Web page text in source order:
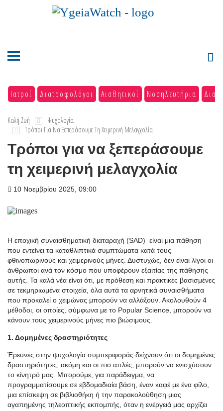
Ιατροί Διατροφολόγοι Αισθητικοί Νοσηλευτήρια
Καλή Ζωή
Ψυχολογία
Τρόποι Για Να Ξεπεράσουμε Τη Χειμερινή Μελαγχολία
Τρόποι για να ξεπεράσουμε
τη χειμερινή μελαγχολία
10 Νοεμβρίου 2025, 09:00
Η εποχική συναισθηματική διαταραχή (SAD) είναι μια πάθηση
που εντείνει τα καταθλιπτικά συμπτώματα κατά τους
φθινοπωρινούς και χειμερινούς μήνες. Δυστυχώς, δεν είναι λίγοι οι
άνθρωποι ανά τον κόσμο που υποφέρουν εξαιτίας της πάθησης
αυτής. Τα καλά νέα είναι ότι, με πρόθεση και πρακτικές βασισμένες
σε τεκμηριωμένα στοιχεία, όλα αυτά τα αρνητικά συναισθήματα
που προκαλεί ο χειμώνας μπορούν να αλλάξουν. Ακολουθούν 4
μέθοδοι, οι οποίες, σύμφωνα με το Popular Science, μπορούν να
κάνουν τους χειμερινούς μήνες πιο βιώσιμους.
1. Δομημένες δραστηριότητες
Έρευνες στην ψυχολογία συμπεριφοράς δείχνουν ότι οι δομημένες
δραστηριότητες, ακόμη και οι πιο απλές, μπορούν να ενισχύσουν
το κίνητρό μας. Μπορούμε, για παράδειγμα, να
προγραμματίσουμε σε εβδομαδιαία βάση, έναν καφέ με ένα φίλο,
μια επίσκεψη σε βιβλιοθήκη ή την παρακολούθηση μιας
αγαπημένης τηλεοπτικής εκπομπής, όταν η ενέργειά μας αρχίζει